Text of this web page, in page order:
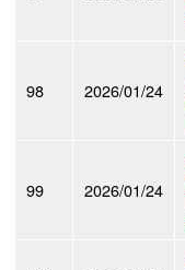
98 2026/01/24
99 2026/01/24